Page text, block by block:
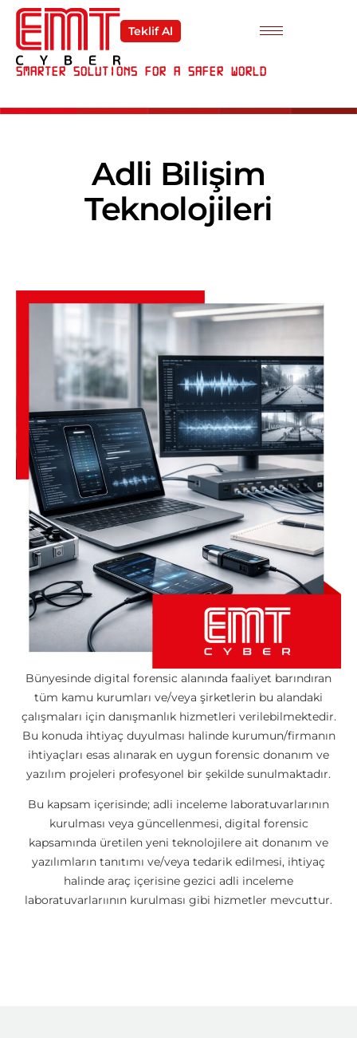
Teklif Al
Smarter Solutions For a Safer World
Adli Bilişim
Teknolojileri
Bünyesinde digital forensic alanında faaliyet barındıran
tüm kamu kurumları ve/veya şirketlerin bu alandaki
çalışmaları için danışmanlık hizmetleri verilebilmektedir.
Bu konuda ihtiyaç duyulması halinde kurumun/firmanın
ihtiyaçları esas alınarak en uygun forensic donanım ve
yazılım projeleri profesyonel bir şekilde sunulmaktadır.
Bu kapsam içerisinde; adli inceleme laboratuvarlarının
kurulması veya güncellenmesi, digital forensic
kapsamında üretilen yeni teknolojilere ait donanım ve
yazılımların tanıtımı ve/veya tedarik edilmesi, ihtiyaç
halinde araç içerisine gezici adli inceleme
laboratuvarlarıının kurulması gibi hizmetler mevcuttur.